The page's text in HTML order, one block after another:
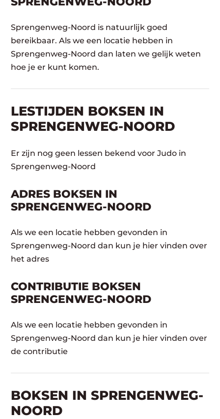
Sprengenweg-Noord is natuurlijk goed
bereikbaar. Als we een locatie hebben in
Sprengenweg-Noord dan laten we gelijk weten
hoe je er kunt komen.
LESTIJDEN BOKSEN IN
SPRENGENWEG-NOORD
Er zijn nog geen lessen bekend voor Judo in
Sprengenweg-Noord
ADRES BOKSEN IN
SPRENGENWEG-NOORD
Als we een locatie hebben gevonden in
Sprengenweg-Noord dan kun je hier vinden over
het adres
CONTRIBUTIE BOKSEN
SPRENGENWEG-NOORD
Als we een locatie hebben gevonden in
Sprengenweg-Noord dan kun je hier vinden over
de contributie
BOKSEN IN SPRENGENWEG-
NOORD